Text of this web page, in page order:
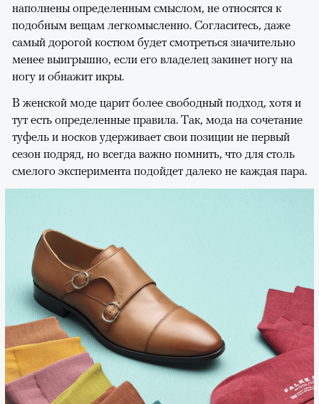
наполнены определенным смыслом, не относятся к
подобным вещам легкомысленно. Согласитесь, даже
самый дорогой костюм будет смотреться значительно
менее выигрышно, если его владелец закинет ногу на
ногу и обнажит икры.
В женской моде царит более свободный подход, хотя и
тут есть определенные правила. Так, мода на сочетание
туфель и носков удерживает свои позиции не первый
сезон подряд, но всегда важно помнить, что для столь
смелого эксперимента подойдет далеко не каждая пара.